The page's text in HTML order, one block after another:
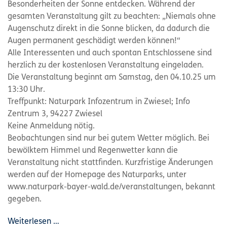
Besonderheiten der Sonne entdecken. Während der
gesamten Veranstaltung gilt zu beachten: „Niemals ohne
Augenschutz direkt in die Sonne blicken, da dadurch die
Augen permanent geschädigt werden können!“
Alle Interessenten und auch spontan Entschlossene sind
herzlich zu der kostenlosen Veranstaltung eingeladen.
Die Veranstaltung beginnt am Samstag, den 04.10.25 um
13:30 Uhr.
Treffpunkt: Naturpark Infozentrum in Zwiesel; Info
Zentrum 3, 94227 Zwiesel
Keine Anmeldung nötig.
Beobachtungen sind nur bei gutem Wetter möglich. Bei
bewölktem Himmel und Regenwetter kann die
Veranstaltung nicht stattfinden. Kurzfristige Änderungen
werden auf der Homepage des Naturparks, unter
www.naturpark-bayer-wald.de/veranstaltungen, bekannt
gegeben.
Weiterlesen …